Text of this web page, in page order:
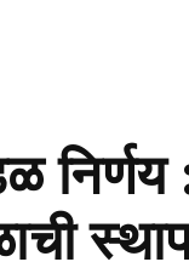
निर्णय